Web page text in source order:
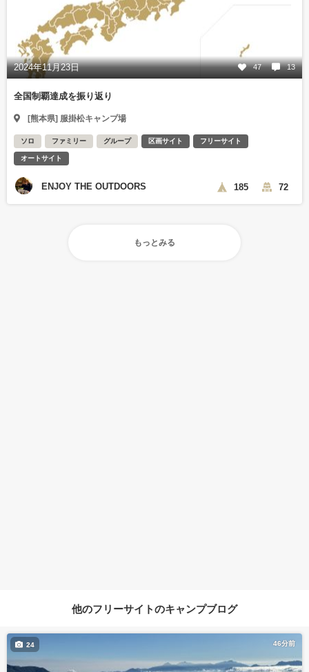
2024年11月23日 47 13
全国制覇達成を振り返り
[熊本県] 服掛松キャンプ場
ソロ ファミリー グループ 区画サイト フリーサイト
オートサイト
ENJOY THE OUTDOORS 185 72
もっとみる
他のフリーサイトのキャンプブログ
46分前
24